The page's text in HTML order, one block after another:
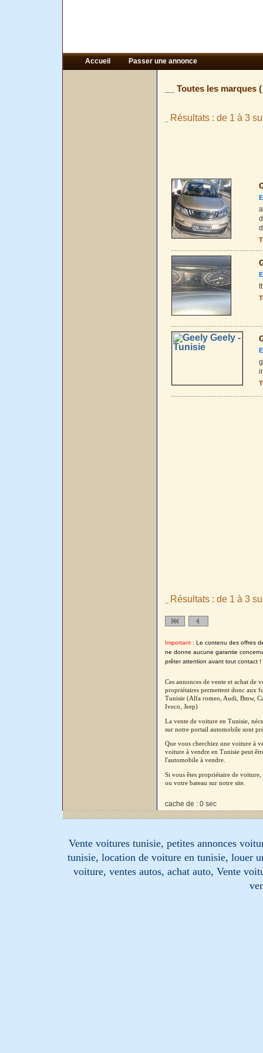
Accueil Passer une annonce
__ Toutes les marques
Résultats : de 1 à 3
Résultats : de 1 à 3
Important : Le contenu des offres
ne donne aucune garantie
prêter attention avant tout contact !
Ces annonces de vente et achat de
propriétaires permettent donc aux
Tunisie (Alfa romeo, Audi, Bmw,
Iveco, Jeep)
La vente de voiture en Tunisie,
sur notre portail automobile sont
Que vous cherchiez une voiture à
voiture à vendre en Tunisie peut
l'automobile à vendre.
Si vous êtes propriétaire de
ou votre bateau sur notre site.
cache de : 0 sec
Vente voitures tunisie, petites annonces
tunisie, location de voiture en tunisie, louer
voiture, ventes autos, achat auto, Vente